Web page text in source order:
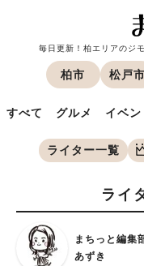
毎日更新！柏エリアのジ
柏市 松戸市
すべて グルメ イベン
ライター一覧
ライ
まちっと編集
あずき